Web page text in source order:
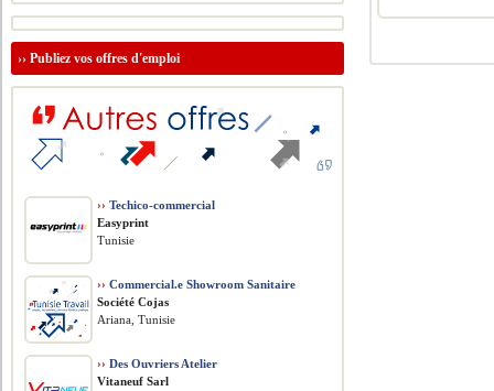
››Publiez vos offres d'emploi
›› Techico-commercial
Easyprint
Tunisie
›› Commercial.e Showroom Sanitaire
Société Cojas
Ariana, Tunisie
›› Des Ouvriers Atelier
Vitaneuf Sarl